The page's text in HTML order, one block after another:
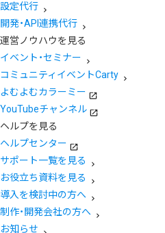
設定代行
開発・API連携代行
運営ノウハウを見る
イベント・セミナー
コミュニティイベントCarty
よむよむカラーミー
YouTubeチャンネル
ヘルプを見る
ヘルプセンター
サポート一覧を見る
お役立ち資料を見る
導入を検討中の方へ
制作・開発会社の方へ
お知らせ